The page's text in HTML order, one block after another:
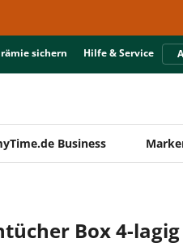
sichern Hilfe & Service
Business
Box 4-lagig